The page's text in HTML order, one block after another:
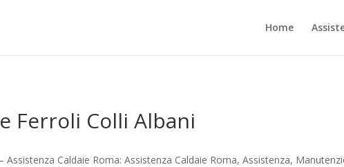
Home
Ferroli Colli Albani
Assistenza Caldaie Roma: Assistenza Caldaie Roma, Assistenza,